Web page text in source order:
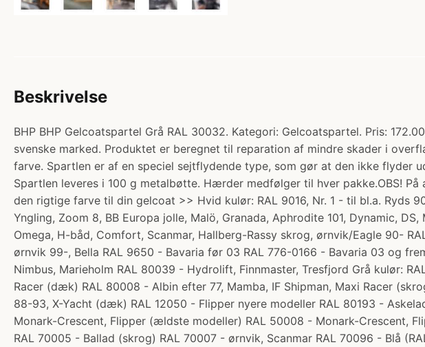
Beskrivelse
BHP BHP Gelcoatspartel Grå RAL 30032. Kategori: Gelcoatspartel. Pris:
svenske marked. Produktet er beregnet til reparation af mindre skader i
farve. Spartlen er af en speciel sejtflydende type, som gør at den ikke
Spartlen leveres i 100 g metalbøtte. Hærder medfølger til hver pakke.OBS! På
den rigtige farve til din gelcoat >> Hvid kulør: RAL 9016, Nr. 1 - til bl.a. Ryds
Yngling, Zoom 8, BB Europa jolle, Malö, Granada, Aphrodite 101, Dynamic,
Omega, H-båd, Comfort, Scanmar, Hallberg-Rassy skrog, ørnvik/Eagle 90-
ørnvik 99-, Bella RAL 9650 - Bavaria før 03 RAL 776-0166 - Bavaria 03 og
Nimbus, Marieholm RAL 80039 - Hydrolift, Finnmaster, Tresfjord Grå kulør:
Racer (dæk) RAL 80008 - Albin efter 77, Mamba, IF Shipman, Maxi Racer
88-93, X-Yacht (dæk) RAL 12050 - Flipper nyere modeller RAL 80193 -
Monark-Crescent, Flipper (ældste modeller) RAL 50008 - Monark-Crescent,
RAL 70005 - Ballad (skrog) RAL 70007 - ørnvik, Scanmar RAL 70096 - Blå